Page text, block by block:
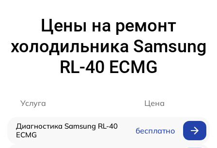
Цены на ремонт
холодильника Samsung
RL-40 ECMG
Услуга Цена
Диагностика Samsung RL-40
ECMG
бесплатно